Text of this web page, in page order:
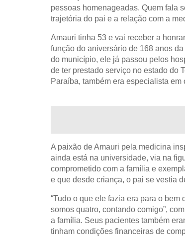
pessoas homenageadas. Quem fala
trajetória do pai e a relação com a
Amauri tinha 53 e vai receber a
função do aniversário de 168 anos
do município, ele já passou pelos
de ter prestado serviço no estado do
Paraíba, também era especialista
A paixão de Amauri pela medicina
ainda está na universidade, via na
comprometido com a família e
e que desde criança, o pai se vestia
“Tudo o que ele fazia era para o
somos quatro, contando comigo”,
a família. Seus pacientes também
tinham condições financeiras de